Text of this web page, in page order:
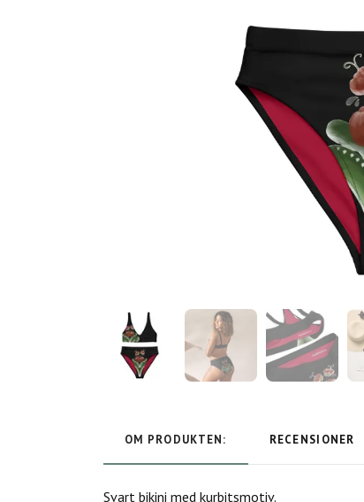
OM PRODUKTEN: RECENSIONER
Svart bikini med kurbitsmotiv.